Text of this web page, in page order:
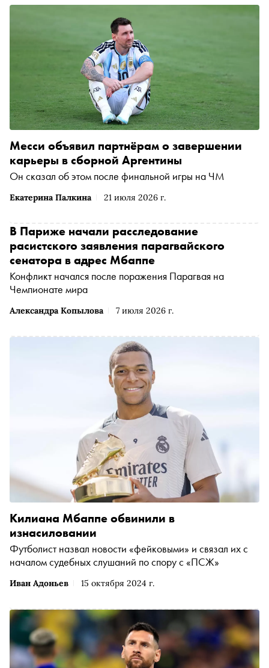
Екатерина Палкина 21 июля 2026 г.
Месси объявил партнёрам о завершении
карьеры в сборной Аргентины
Он сказал об этом после финальной игры на ЧМ
Александра Копылова 7 июля 2026 г.
В Париже начали расследование
расистского заявления парагвайского
сенатора в адрес Мбаппе
Конфликт начался после поражения Парагвая на
Чемпионате мира
Иван Адоньев 15 октября 2024 г.
Килиана Мбаппе обвинили в
изнасиловании
Футболист назвал новости «фейковыми» и связал их с
началом судебных слушаний по спору с «ПСЖ»